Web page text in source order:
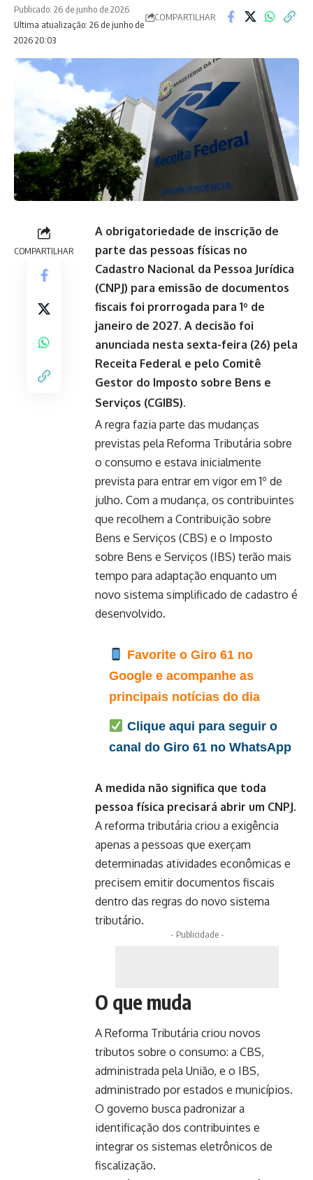
Ultima atualização: 26 de junho de
2026 20:03
Publicado: 26 de junho de 2026
COMPARTILHAR
COMPARTILHAR
A obrigatoriedade de inscrição de
parte das pessoas físicas no
Cadastro Nacional da Pessoa Jurídica
(CNPJ) para emissão de documentos
fiscais foi prorrogada para 1º de
janeiro de 2027. A decisão foi
anunciada nesta sexta-feira (26) pela
Receita Federal e pelo Comitê
Gestor do Imposto sobre Bens e
Serviços (CGIBS).
A regra fazia parte das mudanças
previstas pela Reforma Tributária sobre
o consumo e estava inicialmente
prevista para entrar em vigor em 1º de
julho. Com a mudança, os contribuintes
que recolhem a Contribuição sobre
Bens e Serviços (CBS) e o Imposto
sobre Bens e Serviços (IBS) terão mais
tempo para adaptação enquanto um
novo sistema simplificado de cadastro é
desenvolvido.
Favorite o Giro 61 no
Google e acompanhe as
principais notícias do dia
Clique aqui para seguir o
canal do Giro 61 no WhatsApp
A medida não significa que toda
pessoa física precisará abrir um CNPJ.
A reforma tributária criou a exigência
apenas a pessoas que exerçam
determinadas atividades econômicas e
precisem emitir documentos fiscais
dentro das regras do novo sistema
tributário.
- Publicidade -
O que muda
A Reforma Tributária criou novos
tributos sobre o consumo: a CBS,
administrada pela União, e o IBS,
administrado por estados e municípios.
O governo busca padronizar a
identificação dos contribuintes e
integrar os sistemas eletrônicos de
fiscalização.